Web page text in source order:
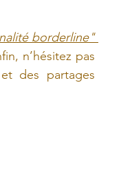
"Faire face au trouble de la personnalité borderline"
n’hésitez pas
des partages